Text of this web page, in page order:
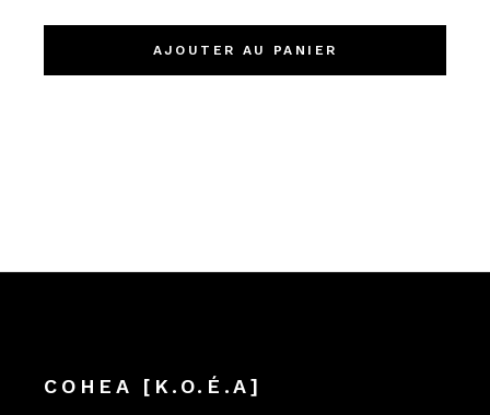
AJOUTER AU PANIER
COHEA [K.O.É.A]